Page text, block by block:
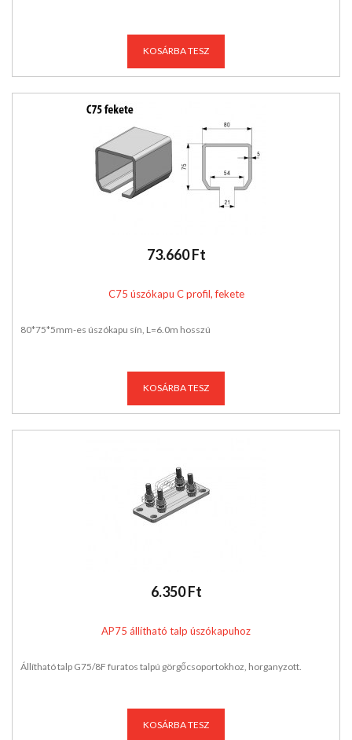
KOSÁRBA TESZ
73.660 Ft
C75 úszókapu C profil, fekete
80*75*5mm-es úszókapu sín, L=6.0m hosszú
KOSÁRBA TESZ
6.350 Ft
AP75 állítható talp úszókapuhoz
Állítható talp G75/8F furatos talpú görgőcsoportokhoz, horganyzott.
KOSÁRBA TESZ